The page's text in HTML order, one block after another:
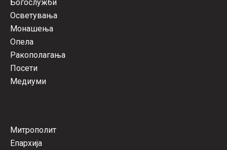
Богослужби
Осветувања
Монашења
Опела
Ракополагања
Посети
Медиуми
Митрополит
Епархија